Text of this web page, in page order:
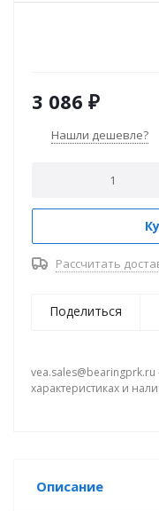
3 086 ₽
Нашли дешевле?
Рассчитать
Поделиться
характеристиках и
Описание